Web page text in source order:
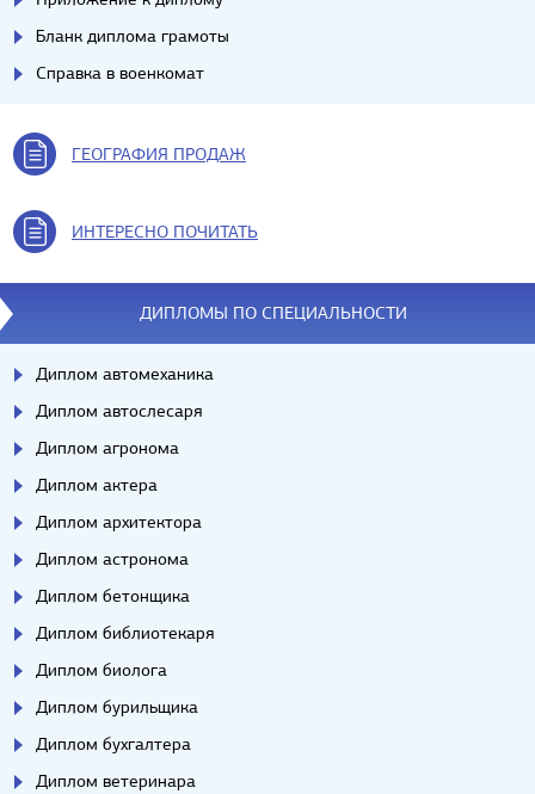
Бланк диплома грамоты
Справка в военкомат
ГЕОГРАФИЯ ПРОДАЖ
ИНТЕРЕСНО ПОЧИТАТЬ
ДИПЛОМЫ ПО СПЕЦИАЛЬНОСТИ
Диплом автомеханика
Диплом автослесаря
Диплом агронома
Диплом актера
Диплом архитектора
Диплом астронома
Диплом бетонщика
Диплом библиотекаря
Диплом биолога
Диплом бурильщика
Диплом бухгалтера
Диплом ветеринара